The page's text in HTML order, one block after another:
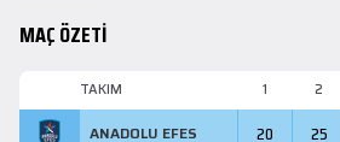
MAÇ ÖZETİ
TAKIM 1 2
ANADOLU EFES 20 25